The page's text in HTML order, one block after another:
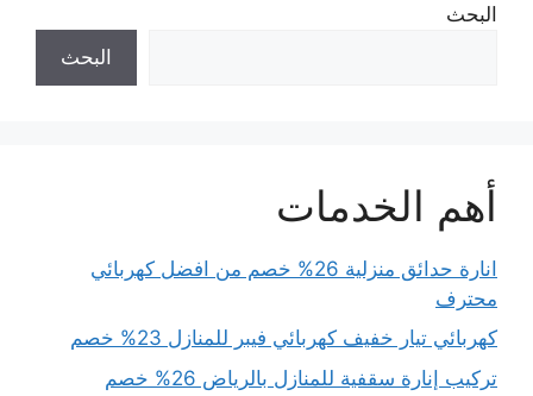
البحث
البحث
أهم الخدمات
انارة حدائق منزلية 26% خصم من افضل كهربائي
محترف
كهربائي تيار خفيف كهربائي فيبر للمنازل 23% خصم
تركيب إنارة سقفية للمنازل بالرياض 26% خصم